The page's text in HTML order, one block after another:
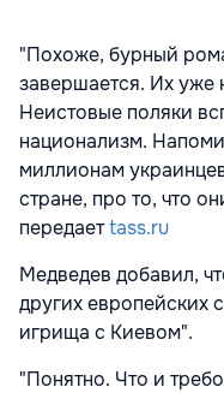
"Похоже, бурный
завершается. Их уже
Неистовые поляки
национализм.
миллионам
стране, про то, что
передаетtass.ru
Медведев добавил,
других европейских
игрища с Киевом".
"Понятно. Что и